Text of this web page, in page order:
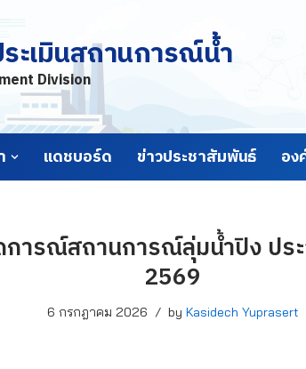
ระเมินสถานการณ์น้ำ
Division
แดชบอร์ด ข่าวประชาสัมพันธ์ อง
การณ์สถานการณ์ลุ่มน้ำปิง ปร
2569
6 กรกฎาคม 2026 by Kasidech Yuprasert